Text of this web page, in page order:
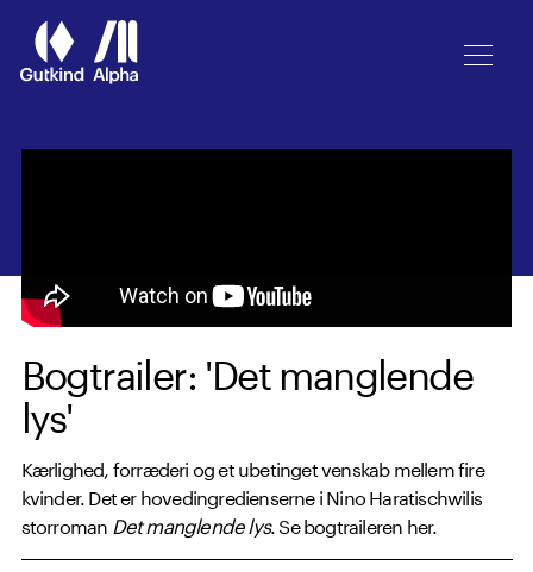
Spring til hovedindhold
Bogtrailer: 'Det manglende
lys'
Kærlighed, forræderi og et ubetinget venskab mellem fire
kvinder. Det er hovedingredienserne i Nino Haratischwilis
storroman Det manglende lys. Se bogtraileren her.